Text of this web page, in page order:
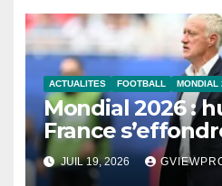
ACTUALITES FOOTBALL MONDIAL
Mondial 2026 :
France
l’Angleterre
JUIL 19, 2026